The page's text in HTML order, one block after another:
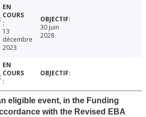
13
décembre
2023
30 juin
2028
eligible event, in the Funding
with the Revised EBA